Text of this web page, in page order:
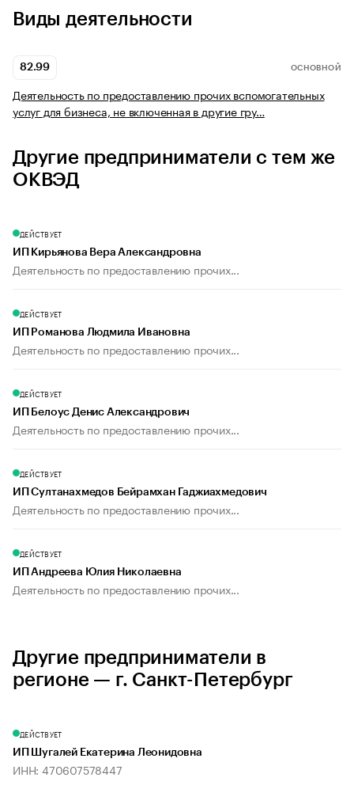
Виды деятельности
82.99 ОСНОВНОЙ
Деятельность по предоставлению прочих вспомогательных
услуг для бизнеса, не включенная в другие гру…
Другие предприниматели с тем же
ОКВЭД
ДЕЙСТВУЕТ
ИП Кирьянова Вера Александровна
Деятельность по предоставлению прочих...
ДЕЙСТВУЕТ
ИП Романова Людмила Ивановна
Деятельность по предоставлению прочих...
ДЕЙСТВУЕТ
ИП Белоус Денис Александрович
Деятельность по предоставлению прочих...
ДЕЙСТВУЕТ
ИП Султанахмедов Бейрамхан Гаджиахмедович
Деятельность по предоставлению прочих...
ДЕЙСТВУЕТ
ИП Андреева Юлия Николаевна
Деятельность по предоставлению прочих...
Другие предприниматели в
регионе — г. Санкт-Петербург
ДЕЙСТВУЕТ
ИП Шугалей Екатерина Леонидовна
ИНН: 470607578447